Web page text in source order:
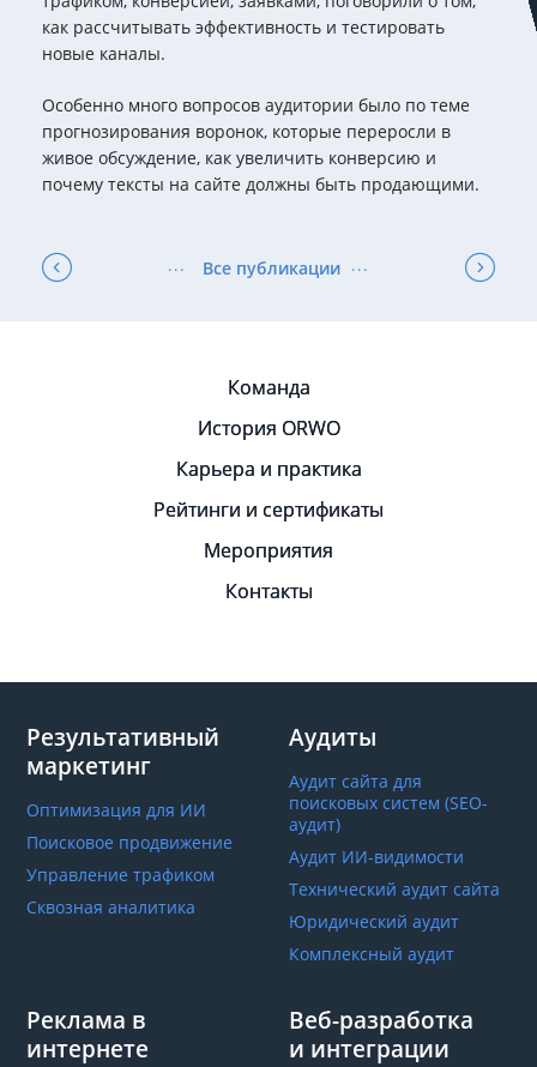
как рассчитывать эффективность и тестировать
новые каналы.
Особенно много вопросов аудитории было по теме
прогнозирования воронок, которые переросли в
живое обсуждение, как увеличить конверсию и
почему тексты на сайте должны быть продающими.
Все публикации
Команда
История ORWO
Карьера и практика
Рейтинги и сертификаты
Мероприятия
Контакты
Результативный
маркетинг
Оптимизация для ИИ
Поисковое продвижение
Управление трафиком
Сквозная аналитика
Аудиты
Аудит сайта для
поисковых систем (SEO-
аудит)
Аудит ИИ-видимости
Технический аудит сайта
Юридический аудит
Комплексный аудит
Реклама в
интернете
Веб-разработка
и интеграции